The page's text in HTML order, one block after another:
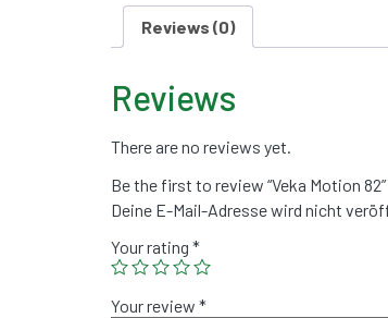
Reviews (0)
Reviews
There are no reviews yet.
Be the first to review “Veka Motion 82”
Deine E-Mail-Adresse wird nicht
Your rating *
Your review *